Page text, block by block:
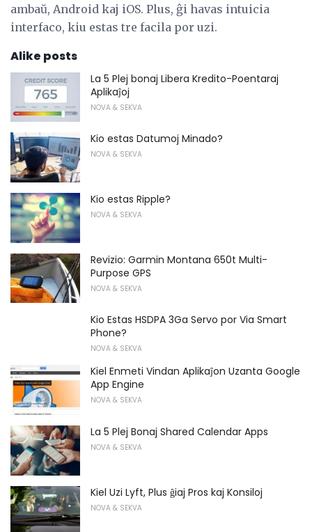
ambaŭ, Android kaj iOS. Plus, ĝi havas intuicia
interfaco, kiu estas tre facila por uzi.
Alike posts
La 5 Plej bonaj Libera Kredito-Poentaraj
Aplikaĵoj
NOVA & SEKVA
Kio estas Datumoj Minado?
NOVA & SEKVA
Kio estas Ripple?
NOVA & SEKVA
Revizio: Garmin Montana 650t Multi-
Purpose GPS
NOVA & SEKVA
Kio Estas HSDPA 3Ga Servo por Via Smart
Phone?
NOVA & SEKVA
Kiel Enmeti Vindan Aplikaĵon Uzanta Google
App Engine
NOVA & SEKVA
La 5 Plej Bonaj Shared Calendar Apps
NOVA & SEKVA
Kiel Uzi Lyft, Plus ĝiaj Pros kaj Konsiloj
NOVA & SEKVA